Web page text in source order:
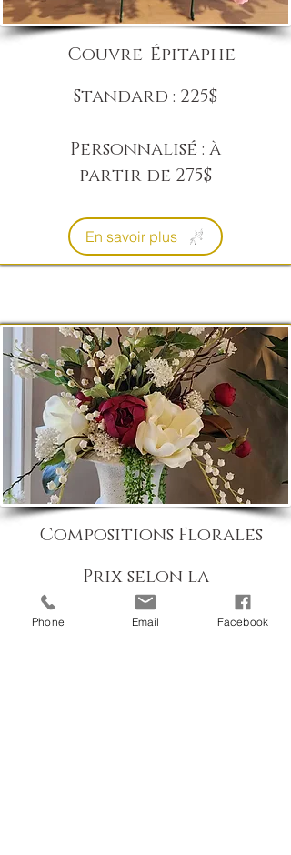
Couvre-Épitaphe
Standard : 225$
Personnalisé : à
partir de 275$
En savoir plus
Compositions Florales
Prix selon la
sélection
Phone Email Facebook